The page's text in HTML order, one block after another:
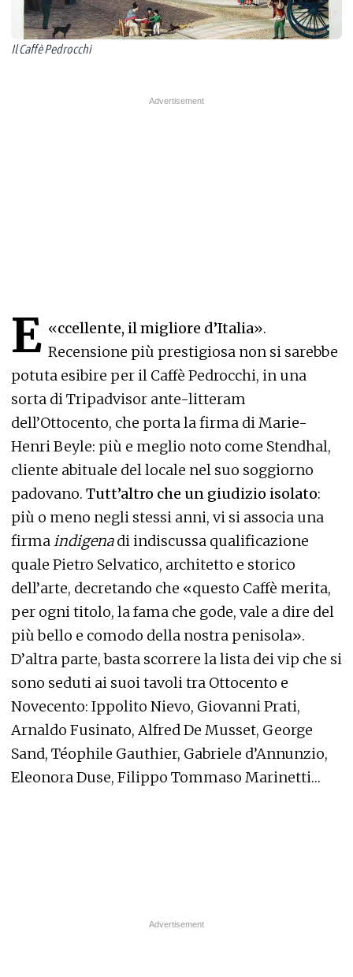
Il Caffè Pedrocchi
«
E ccellente, il migliore d’Italia».
Recensione più prestigiosa non si sarebbe
potuta esibire per il Caffè Pedrocchi, in una
sorta di Tripadvisor ante-litteram
dell’Ottocento, che porta la firma di Marie-
Henri Beyle: più e meglio noto come Stendhal,
cliente abituale del locale nel suo soggiorno
padovano. Tutt’altro che un giudizio isolato:
più o meno negli stessi anni, vi si associa una
firma indigenadi indiscussa qualificazione
quale Pietro Selvatico, architetto e storico
dell’arte, decretando che «questo Caffè merita,
per ogni titolo, la fama che gode, vale a dire del
più bello e comodo della nostra penisola».
D’altra parte, basta scorrere la lista dei vip che si
sono seduti ai suoi tavoli tra Ottocento e
Novecento: Ippolito Nievo, Giovanni Prati,
Arnaldo Fusinato, Alfred De Musset, George
Sand, Téophile Gauthier, Gabriele d’Annunzio,
Eleonora Duse, Filippo Tommaso Marinetti…